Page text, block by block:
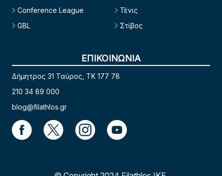
Conference League
GBL
Τένις
Στίβος
ΕΠΙΚΟΙΝΩΝΙΑ
Δήμητρος 31 Ταύρος, TK 177 78
210 34 89 000
blog@filathlos.gr